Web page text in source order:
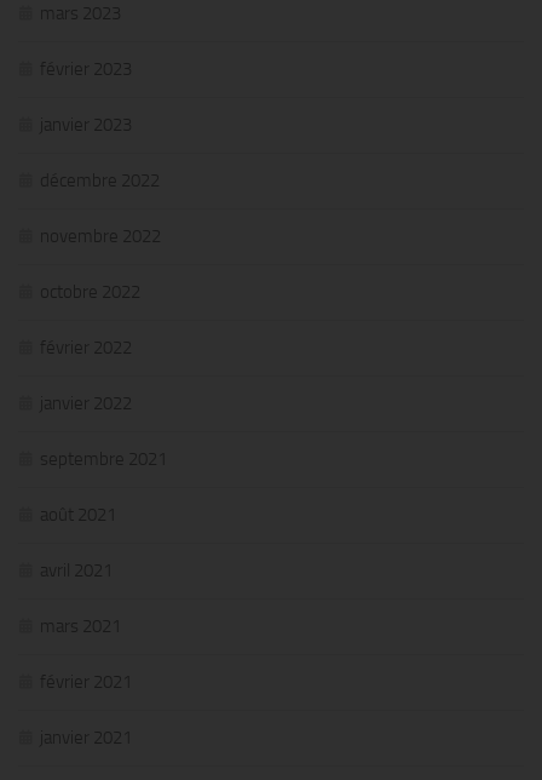
mars 2023
février 2023
janvier 2023
décembre 2022
novembre 2022
octobre 2022
février 2022
janvier 2022
septembre 2021
août 2021
avril 2021
mars 2021
février 2021
janvier 2021